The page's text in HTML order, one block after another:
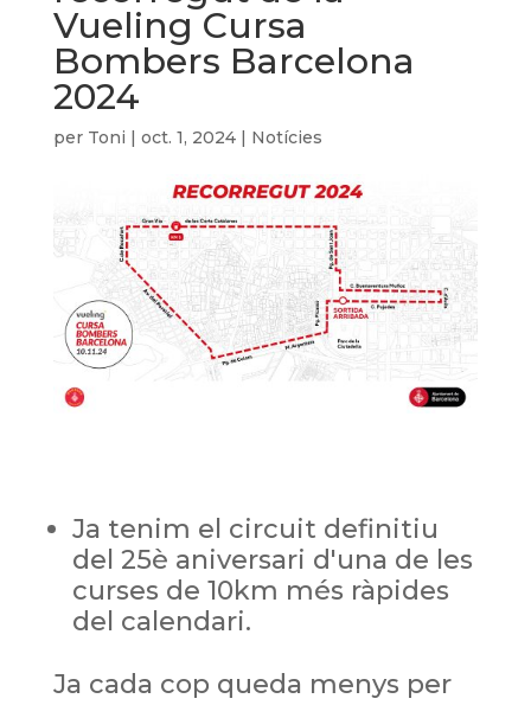
Vueling Cursa
Bombers Barcelona
2024
per Toni | oct. 1, 2024| Notícies
Ja tenim el circuit definitiu
del 25è aniversari d'una de les
curses de 10km més ràpides
del calendari.
Ja cada cop queda menys per